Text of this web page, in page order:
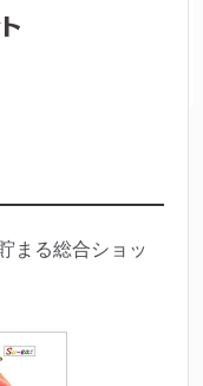
まる総合ショッ